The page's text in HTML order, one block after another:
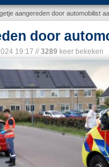
aangereden door automobilist
door
19:17 // 3289 keer bekeken